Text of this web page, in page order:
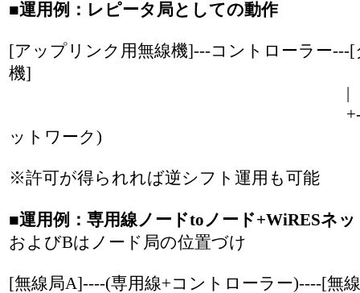
■運用例：レピータ局としての動作
[アップリンク用無線機]---コントローラー---
機]
+-----公衆網
ットワーク)
※許可が得られれば逆シフト運用も可能
■運用例：専用線ノードtoノード+WiRESネ
およびBはノード局の位置づけ
[無線局A]----(専用線+コントローラー)----[無